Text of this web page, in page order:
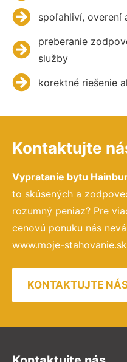
spoľahliví, overení
preberanie
služby
korektné riešenie
Kontaktujte
Vypratanie bytu
to skúsených a
rozumný peniaz? Pre
cenovú ponuku nás
www.moje-
KONTAKTUJTE